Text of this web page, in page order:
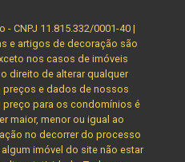
- CNPJ 11.815.332/0001-40 |
e artigos de decoração são
nos casos de imóveis
direito de alterar qualquer
e dados de nossos
preço para os condomínios é
maior, menor ou igual ao
no decorrer do processo
imóvel do site não estar